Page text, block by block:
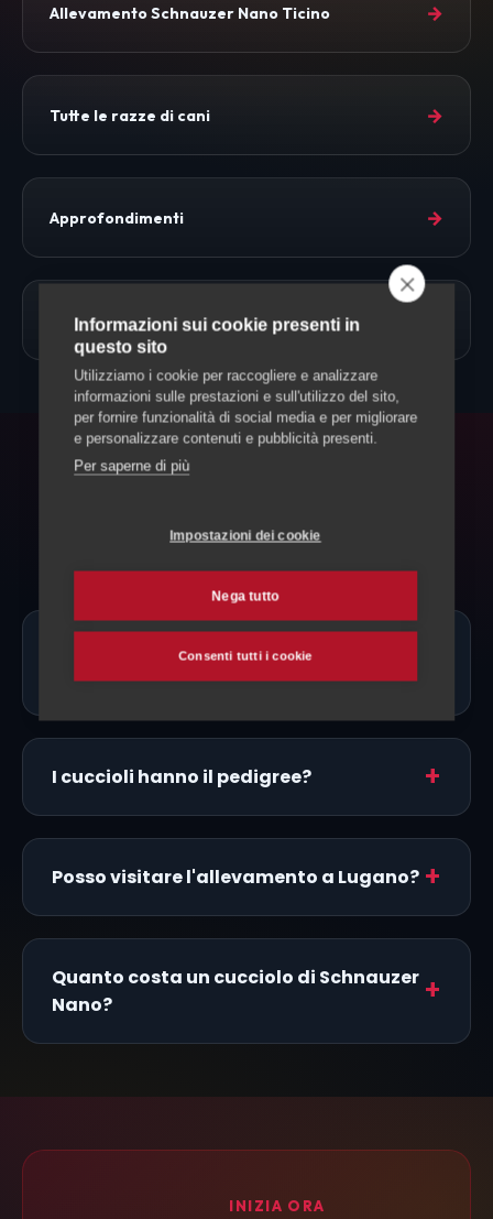
Allevamento Schnauzer Nano Ticino →
Tutte le razze di cani →
Approfondimenti →
Allevamento Cani
Domande frequenti
Ci sono allevatori di Schnauzer Nano
proprio a Lugano?
I cuccioli hanno il pedigree?
Posso visitare l'allevamento a Lugano?
Quanto costa un cucciolo di Schnauzer
Nano?
INIZIA ORA
Informazioni sui cookie presenti in
questo sito
Utilizziamo i cookie per raccogliere e analizzare
informazioni sulle prestazioni e sull'utilizzo del sito,
per fornire funzionalità di social media e per migliorare
e personalizzare contenuti e pubblicità presenti.
Per saperne di più
Impostazioni dei cookie
Nega tutto
Consenti tutti i cookie